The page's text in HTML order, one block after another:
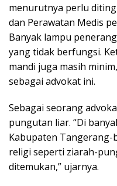
menurutnya perlu
dan Perawatan Medis
Banyak lampu
yang tidak berfungsi.
mandi juga masih
sebagai advokat ini.
Sebagai seorang
pungutan liar. “Di
Kabupaten Tangerang-
religi seperti ziarah-
ditemukan,” ujarnya.